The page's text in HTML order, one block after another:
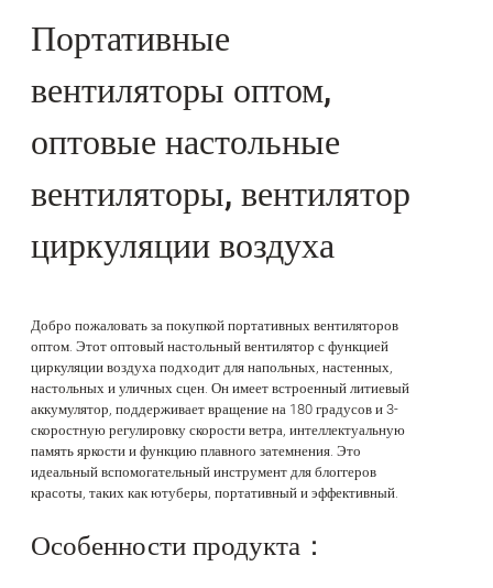
Портативные
вентиляторы оптом,
оптовые настольные
вентиляторы, вентилятор
циркуляции воздуха
Добро пожаловать за покупкой портативных вентиляторов
оптом. Этот оптовый настольный вентилятор с функцией
циркуляции воздуха подходит для напольных, настенных,
настольных и уличных сцен. Он имеет встроенный литиевый
аккумулятор, поддерживает вращение на 180 градусов и 3-
скоростную регулировку скорости ветра, интеллектуальную
память яркости и функцию плавного затемнения. Это
идеальный вспомогательный инструмент для блоггеров
красоты, таких как ютуберы, портативный и эффективный.
Особенности продукта：